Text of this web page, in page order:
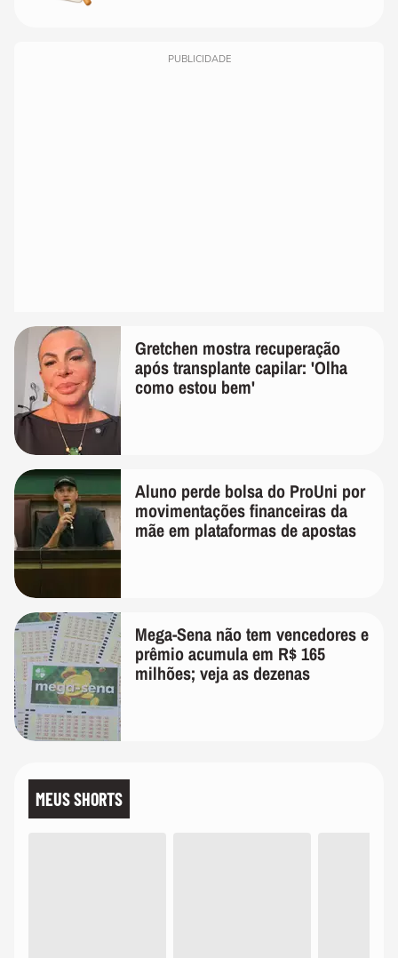
PUBLICIDADE
Gretchen mostra recuperação
após transplante capilar: 'Olha
como estou bem'
Aluno perde bolsa do ProUni por
movimentações financeiras da
mãe em plataformas de apostas
Mega-Sena não tem vencedores e
prêmio acumula em R$ 165
milhões; veja as dezenas
MEUS SHORTS